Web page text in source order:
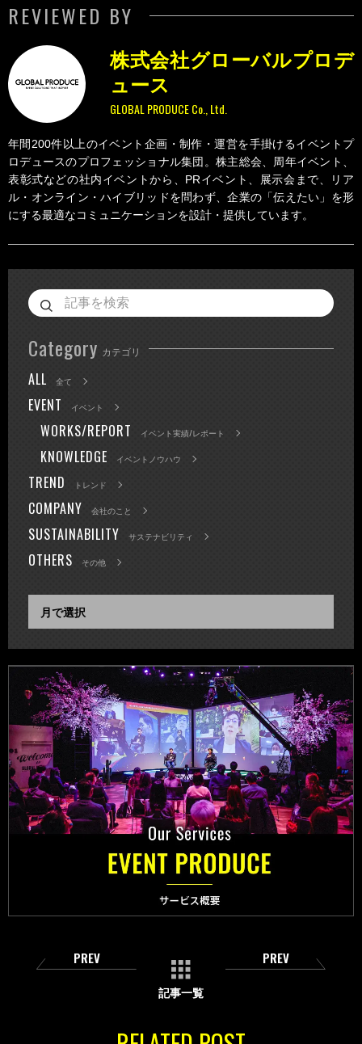
REVIEWED BY
GLOBAL PRODUCE Co., Ltd.
株式会社グローバルプロデ
ュース
年間200件以上のイベント企画・制作・運営を手掛けるイベントプ
ロデュースのプロフェッショナル集団。株主総会、周年イベント、
表彰式などの社内イベントから、PRイベント、展示会まで、リア
ル・オンライン・ハイブリッドを問わず、企業の「伝えたい」を形
にする最適なコミュニケーションを設計・提供しています。
Category カテゴリ
ALL 全て
EVENT イベント
WORKS/REPORT イベント実績/レポート
KNOWLEDGE イベントノウハウ
TREND トレンド
COMPANY 会社のこと
SUSTAINABILITY サステナビリティ
OTHERS その他
PREV
記事一覧
PREV